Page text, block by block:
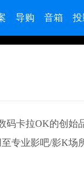
导购 音箱 投
码卡拉OK的创始
专业影吧/影K